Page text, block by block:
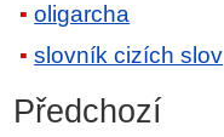
oligarcha
slovník cizích slov
Předchozí